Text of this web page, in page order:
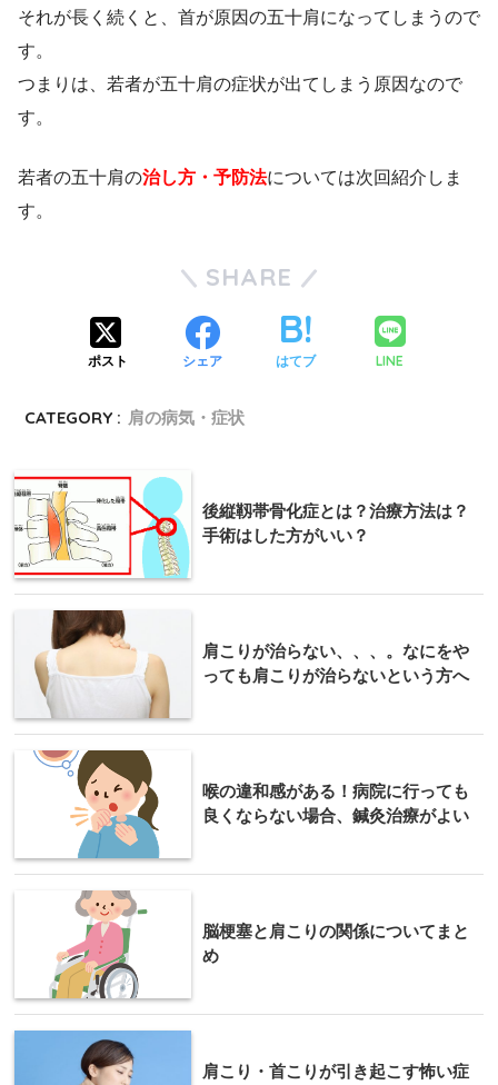
それが長く続くと、首が原因の五十肩になってしまうので
す。
つまりは、若者が五十肩の症状が出てしまう原因なので
す。
若者の五十肩の治し方・予防法については次回紹介しま
す。
SHARE
ポスト シェア はてブ LINE
CATEGORY : 肩の病気・症状
後縦靱帯骨化症とは？治療方法は？
手術はした方がいい？
肩こりが治らない、、、。なにをや
っても肩こりが治らないという方へ
喉の違和感がある！病院に行っても
良くならない場合、鍼灸治療がよい
脳梗塞と肩こりの関係についてまと
め
肩こり・首こりが引き起こす怖い症